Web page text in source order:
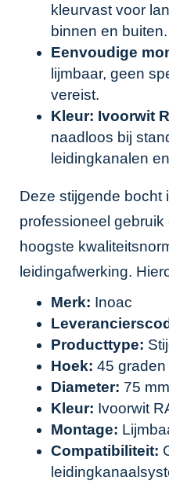
kleurvast voor
binnen en buiten.
Eenvoudige
lijmbaar, geen
vereist.
Kleur: Ivoorwit
naadloos bij
leidingkanalen
Deze stijgende bocht
professioneel
hoogste
leidingafwerking.
Merk: Inoac
Producttype:
Hoek: 45 graden
Diameter: 75 mm
Kleur: Ivoorwit
Montage:
Compatibiliteit: